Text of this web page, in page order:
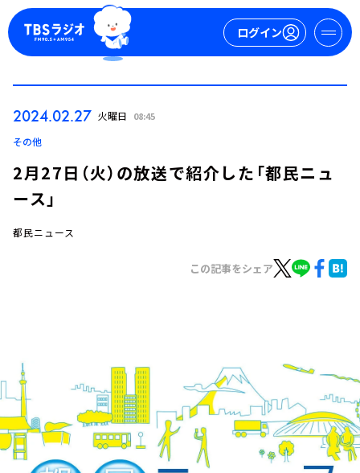
ログイン
イベント・グッズ
YouTube
会社情報
2024.02.27 火曜日 08:45
その他
2月27日（火）の放送で紹介した「都民ニュ
ース」
都民ニュース
この記事をシェア